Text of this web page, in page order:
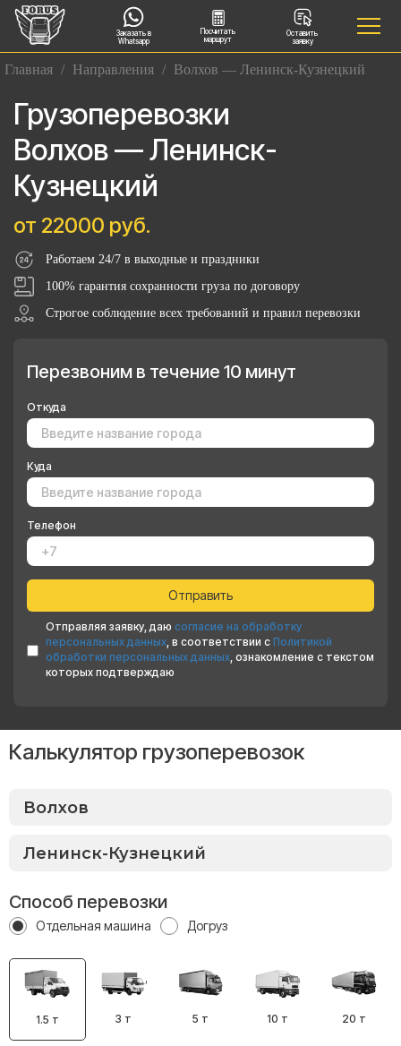
Заказать в
Whatsapp
Посчитать
маршрут
Оставить
заявку
Главная / Направления / Волхов — Ленинск-Кузнецкий
Грузоперевозки
Волхов — Ленинск-
Кузнецкий
от 22000 руб.
Работаем 24/7 в выходные и праздники
100% гарантия сохранности груза по договору
Строгое соблюдение всех требований и правил перевозки
Перезвоним в течение 10 минут
Откуда
Куда
Телефон
Отправляя заявку, даю согласие на обработку
персональных данных, в соответствии с Политикой
обработки персональных данных, ознакомление с текстом
которых подтверждаю
Калькулятор грузоперевозок
Способ перевозки
Отдельная машина Догруз
1.5 т 3 т 5 т 10 т 20 т